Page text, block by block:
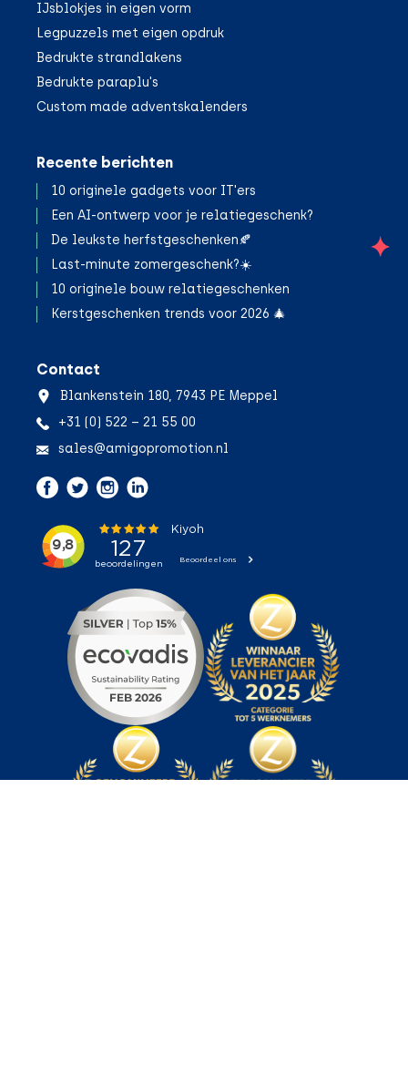
IJsblokjes in eigen vorm
Legpuzzels met eigen opdruk
Bedrukte strandlakens
Bedrukte paraplu's
Custom made adventskalenders
Recente berichten
10 originele gadgets voor IT'ers
Een AI-ontwerp voor je relatiegeschenk?
De leukste herfstgeschenken🍂
Last-minute zomergeschenk?☀️
10 originele bouw relatiegeschenken
Kerstgeschenken trends voor 2026 🎄
Contact
Blankenstein 180, 7943 PE Meppel
+31 (0) 522 – 21 55 00
sales@amigopromotion.nl
;